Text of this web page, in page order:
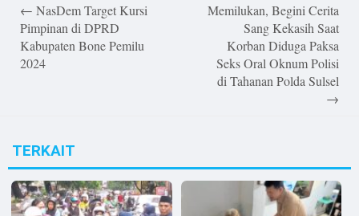
navigation
← NasDem Target Kursi
Pimpinan di DPRD
Kabupaten Bone Pemilu
2024
Memilukan, Begini Cerita
Sang Kekasih Saat
Korban Diduga Paksa
Seks Oral Oknum Polisi
di Tahanan Polda Sulsel
→
TERKAIT